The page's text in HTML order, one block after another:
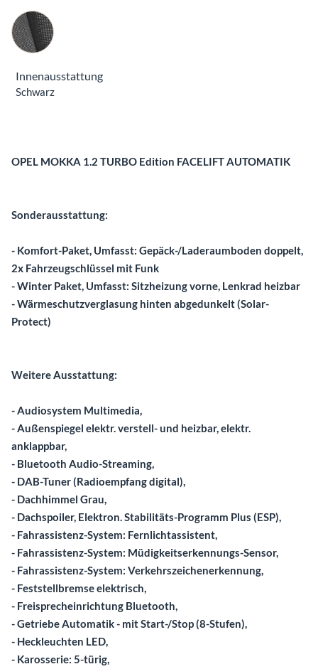
Innenausstattung
Innenausstattung
Schwarz
OPEL MOKKA 1.2 TURBO Edition FACELIFT AUTOMATIK
Sonderausstattung:
- Komfort-Paket, Umfasst: Gepäck-/Laderaumboden doppelt,
2x Fahrzeugschlüssel mit Funk
- Winter Paket, Umfasst: Sitzheizung vorne, Lenkrad heizbar
- Wärmeschutzverglasung hinten abgedunkelt (Solar-
Protect)
Weitere Ausstattung:
- Audiosystem Multimedia,
- Außenspiegel elektr. verstell- und heizbar, elektr.
anklappbar,
- Bluetooth Audio-Streaming,
- DAB-Tuner (Radioempfang digital),
- Dachhimmel Grau,
- Dachspoiler, Elektron. Stabilitäts-Programm Plus (ESP),
- Fahrassistenz-System: Fernlichtassistent,
- Fahrassistenz-System: Müdigkeitserkennungs-Sensor,
- Fahrassistenz-System: Verkehrszeichenerkennung,
- Feststellbremse elektrisch,
- Freisprecheinrichtung Bluetooth,
- Getriebe Automatik - mit Start-/Stop (8-Stufen),
- Heckleuchten LED,
- Karosserie: 5-türig,